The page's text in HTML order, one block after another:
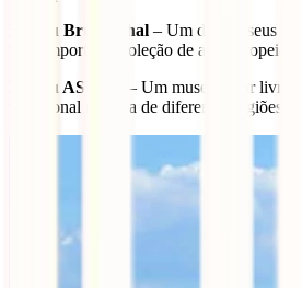
Museu Brukenthal – Um dos museus
uma importante coleção de arte europeia.
Museu ASTRA
– Um museu ao ar livre
tradicional romena de diferentes regiões.